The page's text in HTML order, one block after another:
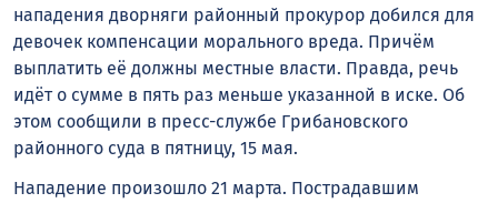
нападения дворняги районный прокурор добился для
девочек компенсации морального вреда. Причём
выплатить её должны местные власти. Правда, речь
идёт о сумме в пять раз меньше указанной в иске. Об
этом сообщили в пресс-службе Грибановского
районного суда в пятницу, 15 мая.
Нападение произошло 21 марта. Пострадавшим